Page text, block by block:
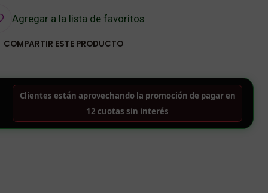
Agregar a la lista de favoritos
COMPARTIR ESTE PRODUCTO